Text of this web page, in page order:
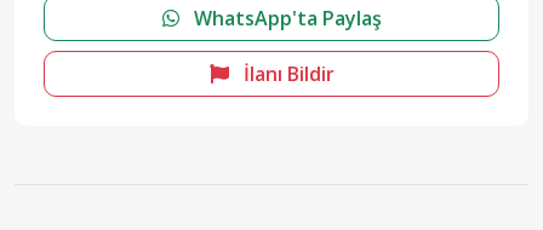
WhatsApp'ta Paylaş
İlanı Bildir